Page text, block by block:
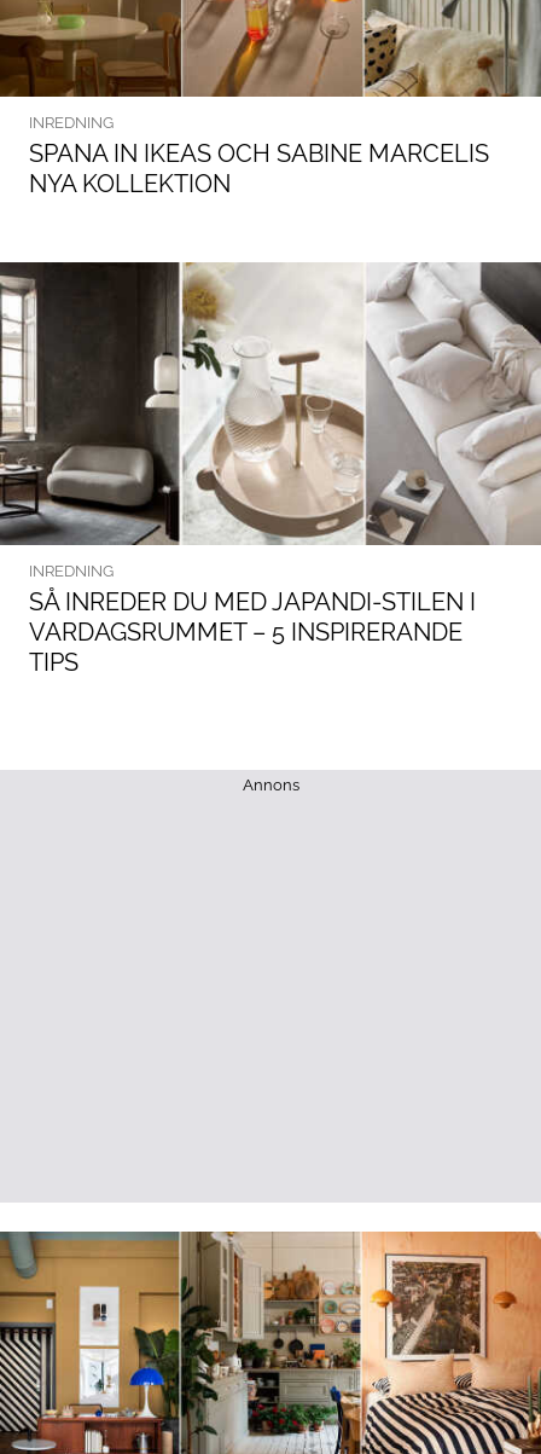
INREDNING
SPANA IN IKEAS OCH SABINE MARCELIS
NYA KOLLEKTION
INREDNING
SÅ INREDER DU MED JAPANDI-STILEN I
VARDAGSRUMMET – 5 INSPIRERANDE
TIPS
Annons